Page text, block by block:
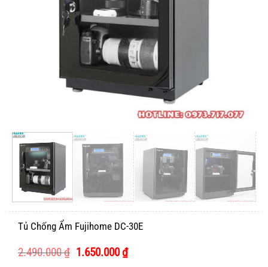
Tủ Chống Ẩm Fujihome DC-30E
2.490.000₫ Giá
1.650.000₫Giá